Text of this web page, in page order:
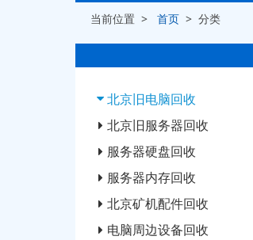
当前位置 >首页 > 分类
北京旧电脑回收
北京旧服务器回收
服务器硬盘回收
服务器内存回收
北京矿机配件回收
电脑周边设备回收